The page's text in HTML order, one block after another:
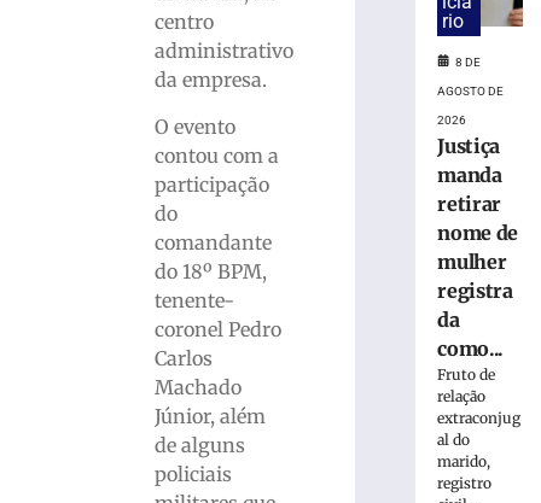
centro
administrativo
da empresa.
O evento
contou com a
participação
do
comandante
do 18º BPM,
tenente-
coronel Pedro
Carlos
Machado
Júnior, além
de alguns
policiais
atropelado
Homem
preso
rio
8 DE
AGOSTO DE
2026
Justiça
manda
retirar
nome de
mulher
registra
da
como...
Fruto de
relação
extraconjug
al do
marido,
registro